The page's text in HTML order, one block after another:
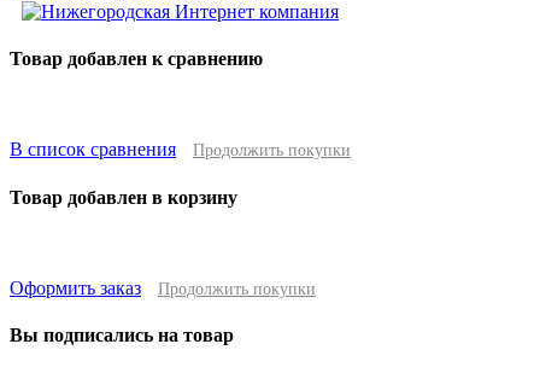
Товар добавлен к сравнению
В список сравнения Продолжить покупки
Товар добавлен в корзину
Оформить заказ Продолжить покупки
Вы подписались на товар